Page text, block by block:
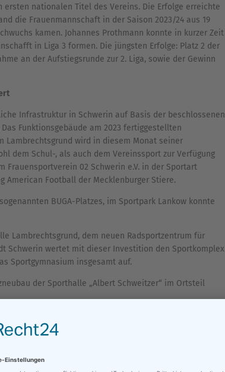
nationalen Titel des Vereins. Die Erfolge erreichte
die Frauenmannschaft in der Saison 2023/24 aus 19
kamen. Johannes Prothmann konnte in kurzer Zeit
in Liga 3 formen. Die jüngsten Erfolge: Platz 2 der
an der Aufstiegsrunde zur 2. Liga, sowie der Gewinn
Infrastruktur in Schwerin auf Basis der beschlossenen
Funktionsgebäude am 2023 fertiggestellten
Lambrechtsgrund wird in diesem Monat seiner
dem Schul-, als auch dem Vereinssport zur Verfügung
Frauensportverein 02 Schwerin e.V. in der Sportart
American Football der Mecklenburger Stiere.
BUGA-Platzes, im Sportpark Lankow konnte
Lambrechtsgrund, dem neuen Radsportzentrum für
Schwerin wertet mit dieser Investition den Sportkomplex
Sportgymnasium insgesamt auf.
der Sporthalle „Albert Schweitzer“ im Ortsteil